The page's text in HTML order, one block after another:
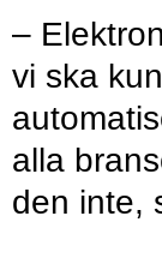
–
vi ska
alla
den inte,